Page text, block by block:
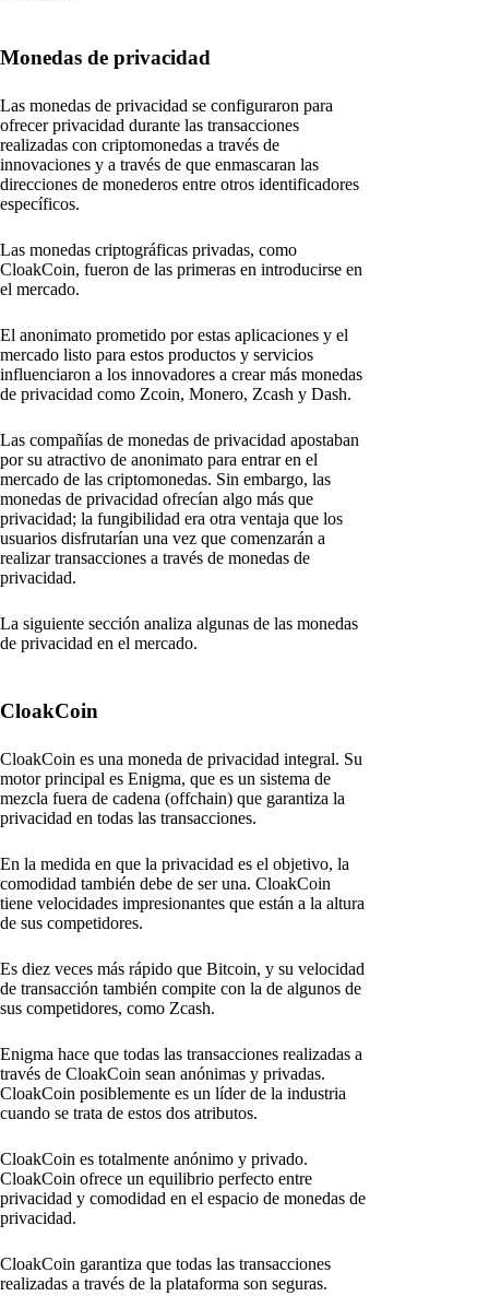
Monedas de privacidad
Las monedas de privacidad se configuraron para
ofrecer privacidad durante las transacciones
realizadas con criptomonedas a través de
innovaciones y a través de que enmascaran las
direcciones de monederos entre otros identificadores
específicos.
Las monedas criptográficas privadas, como
CloakCoin, fueron de las primeras en introducirse en
el mercado.
El anonimato prometido por estas aplicaciones y el
mercado listo para estos productos y servicios
influenciaron a los innovadores a crear más monedas
de privacidad como Zcoin, Monero, Zcash y Dash.
Las compañías de monedas de privacidad apostaban
por su atractivo de anonimato para entrar en el
mercado de las criptomonedas. Sin embargo, las
monedas de privacidad ofrecían algo más que
privacidad; la fungibilidad era otra ventaja que los
usuarios disfrutarían una vez que comenzarán a
realizar transacciones a través de monedas de
privacidad.
La siguiente sección analiza algunas de las monedas
de privacidad en el mercado.
CloakCoin
CloakCoin es una moneda de privacidad integral. Su
motor principal es Enigma, que es un sistema de
mezcla fuera de cadena (offchain) que garantiza la
privacidad en todas las transacciones.
En la medida en que la privacidad es el objetivo, la
comodidad también debe de ser una. CloakCoin
tiene velocidades impresionantes que están a la altura
de sus competidores.
Es diez veces más rápido que Bitcoin, y su velocidad
de transacción también compite con la de algunos de
sus competidores, como Zcash.
Enigma hace que todas las transacciones realizadas a
través de CloakCoin sean anónimas y privadas.
CloakCoin posiblemente es un líder de la industria
cuando se trata de estos dos atributos.
CloakCoin es totalmente anónimo y privado.
CloakCoin ofrece un equilibrio perfecto entre
privacidad y comodidad en el espacio de monedas de
privacidad.
CloakCoin garantiza que todas las transacciones
realizadas a través de la plataforma son seguras.